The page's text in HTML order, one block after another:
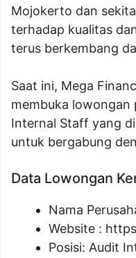
Mojokerto dan
terhadap kualitas
terus berkembang
Saat ini, Mega
membuka lowongan
Internal Staff yang
untuk bergabung
Data Lowongan
Nama
Website :
Posisi: Audit